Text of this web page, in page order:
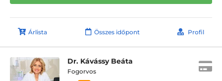
Árlista Összes időpont Profil
Dr. Kávássy Beáta
Fogorvos